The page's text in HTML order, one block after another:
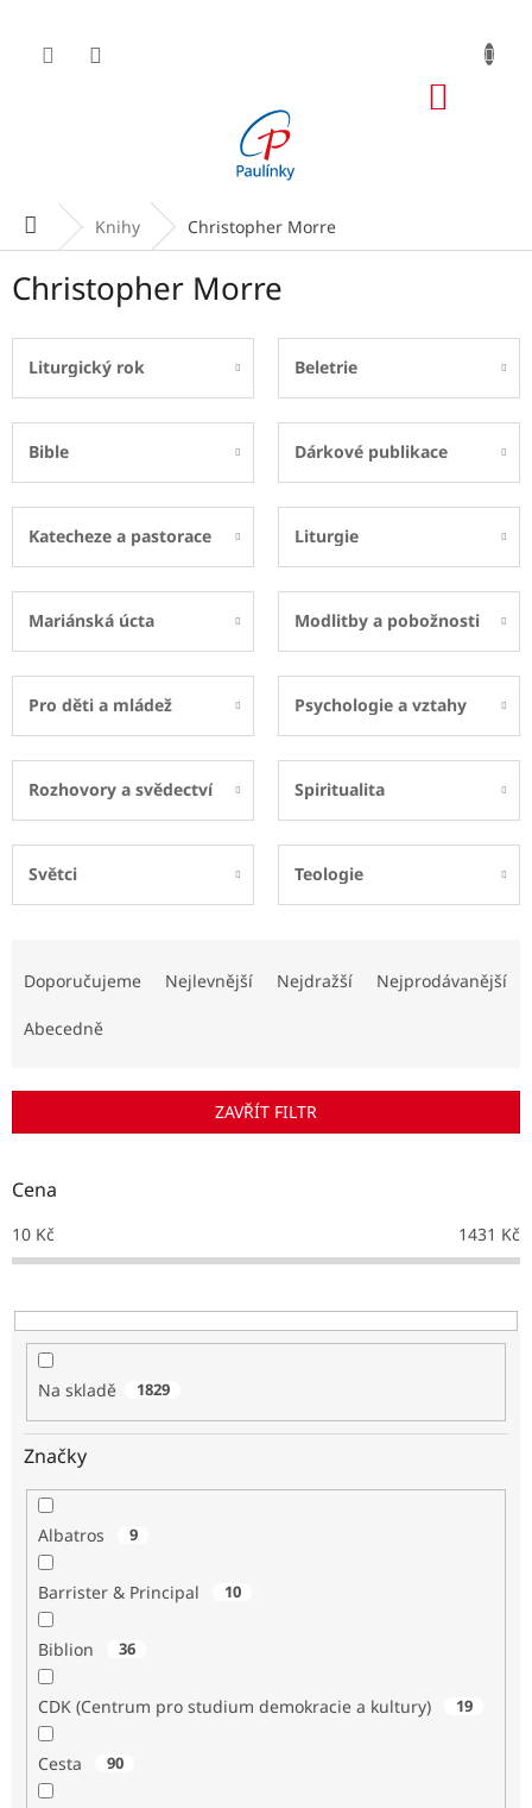
obsah
Domů Knihy Christopher Morre
Christopher Morre
Liturgický rok Beletrie
Bible Dárkové publikace
Katecheze a pastorace Liturgie
Mariánská úcta Modlitby a pobožnosti
Pro děti a mládež Psychologie a vztahy
Rozhovory a svědectví Spiritualita
Světci Teologie
r
d
k
t
Doporučujeme Nejlevnější Nejdražší Nejprodávanější
Abecedně
ZAVŘÍT FILTR
Cena
10 Kč 1431 Kč
Na skladě 1829
Značky
Albatros 9
Barrister & Principal 10
Biblion 36
CDK (Centrum pro studium demokracie a kultury) 19
Cesta 90